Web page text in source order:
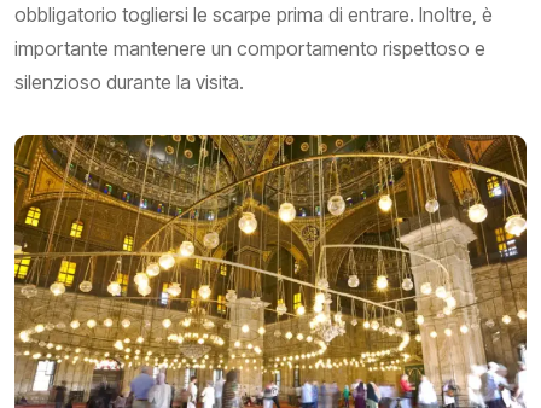
obbligatorio togliersi le scarpe prima di entrare. Inoltre, è
importante mantenere un comportamento rispettoso e
silenzioso durante la visita.